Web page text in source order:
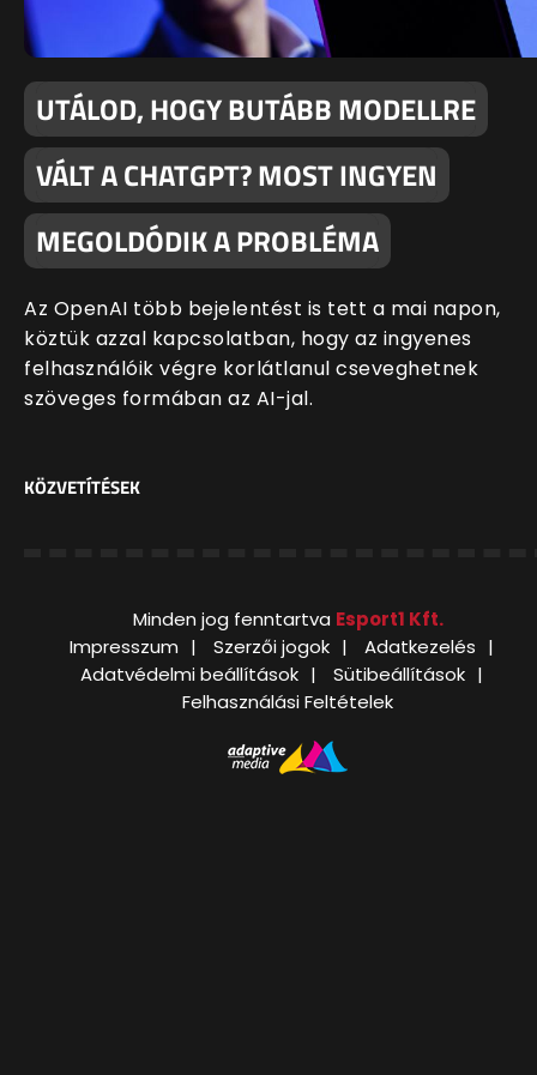
UTÁLOD, HOGY BUTÁBB MODELLRE
VÁLT A CHATGPT? MOST INGYEN
MEGOLDÓDIK A PROBLÉMA
Az OpenAI több bejelentést is tett a mai napon,
köztük azzal kapcsolatban, hogy az ingyenes
felhasználóik végre korlátlanul cseveghetnek
szöveges formában az AI-jal.
KÖZVETÍTÉSEK
Minden jog fenntartva Esport1 Kft.
Impresszum
Szerzői jogok
Adatkezelés
Adatvédelmi beállítások
Sütibeállítások
Felhasználási Feltételek